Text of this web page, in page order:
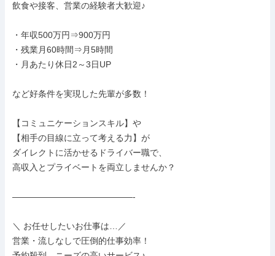
飲食や接客、営業の経験者大歓迎♪
・年収500万円⇒900万円
・残業月60時間⇒月5時間
・月あたり休日2～3日UP
など好条件を実現した先輩が多数！
【コミュニケーションスキル】や
【相手の目線に立って考える力】が
ダイレクトに活かせるドライバー職で、
高収入とプライベートを両立しませんか？
――――――――――――――-
＼ お任せしたいお仕事は…／
営業・流しなしで圧倒的仕事効率！